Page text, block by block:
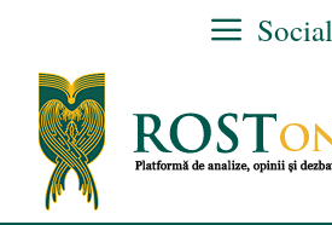
conținut
Social